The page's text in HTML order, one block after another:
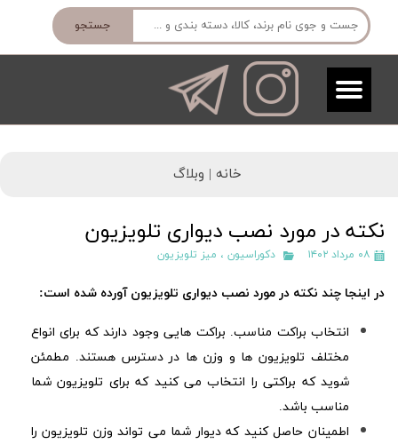
جستجو
خانه | وبلاگ
نکته در مورد نصب دیواری تلویزیون
۰۸ مرداد ۱۴۰۲ دکوراسیون ، میز تلویزیون
در اینجا چند نکته در مورد نصب دیواری تلویزیون آورده شده است:
انتخاب براکت مناسب. براکت هایی وجود دارند که برای انواع
مختلف تلویزیون ها و وزن ها در دسترس هستند. مطمئن
شوید که براکتی را انتخاب می کنید که برای تلویزیون شما
مناسب باشد.
اطمینان حاصل کنید که دیوار شما می تواند وزن تلویزیون را